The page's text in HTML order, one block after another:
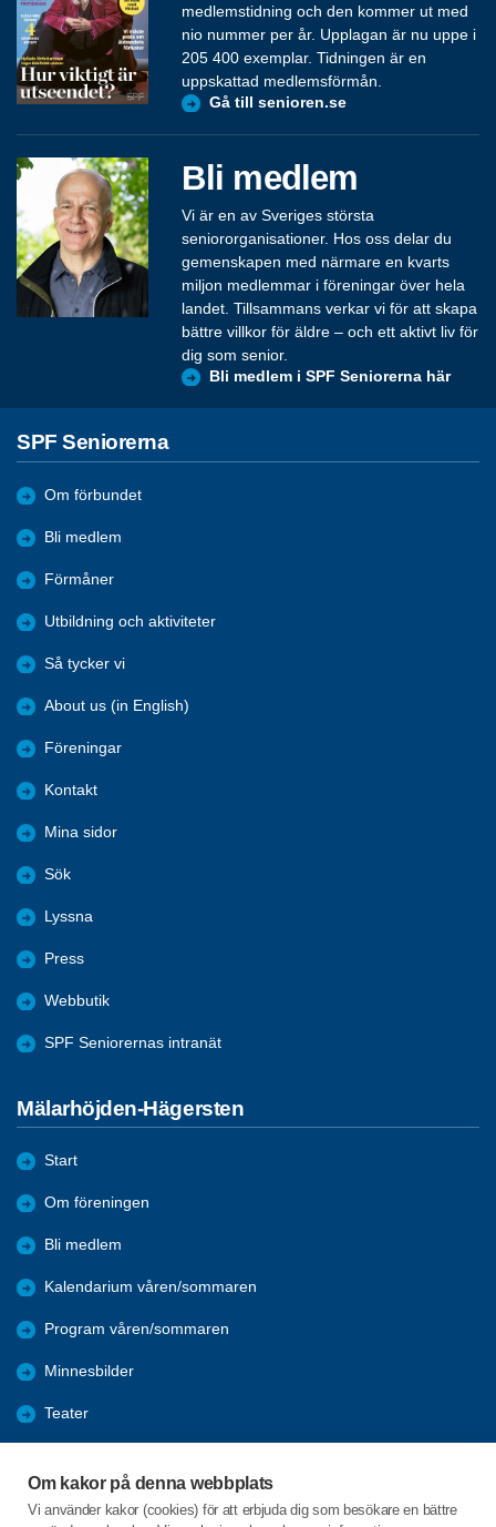
Om kakor på denna webbplats
Vi använder kakor (cookies) för att erbjuda dig som besökare en bättre
medlemstidning och den kommer ut med
nio nummer per år. Upplagan är nu uppe i
205 400 exemplar. Tidningen är en
uppskattad medlemsförmån.
Gå till senioren.se
Bli medlem
Vi är en av Sveriges största
seniororganisationer. Hos oss delar du
gemenskapen med närmare en kvarts
miljon medlemmar i föreningar över hela
landet. Tillsammans verkar vi för att skapa
bättre villkor för äldre – och ett aktivt liv för
dig som senior.
Bli medlem i SPF Seniorerna här
SPF Seniorerna
Om förbundet
Bli medlem
Förmåner
Utbildning och aktiviteter
Så tycker vi
About us (in English)
Föreningar
Kontakt
Mina sidor
Sök
Lyssna
Press
Webbutik
SPF Seniorernas intranät
Mälarhöjden-Hägersten
Start
Om föreningen
Bli medlem
Kalendarium våren/sommaren
Program våren/sommaren
Minnesbilder
Teater